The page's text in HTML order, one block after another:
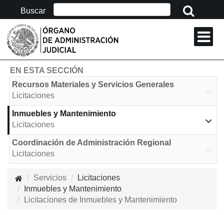
Buscar
Escriba
los
datos
que
necesita
buscar
Contenido
EN ESTA SECCIÓN
Recursos Materiales y Servicios Generales
Licitaciones
Inmuebles y Mantenimiento
Licitaciones
Coordinación de Administración Regional
Licitaciones
Botón
para
ir
Servicios
Licitaciones
Inmuebles y Mantenimiento
Licitaciones de Inmuebles y Mantenimiento
BOTÓN
IR
AL
INICIO
DE
LA
PÁGINA
SALA DE PRENSA
TRANSPARENCIA Y PROTECCIÓN DE